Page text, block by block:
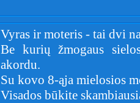
Vyras ir moteris - tai dvi
Be kurių žmogaus
akordu.
Su kovo 8-ąja mielosios
Visados būkite